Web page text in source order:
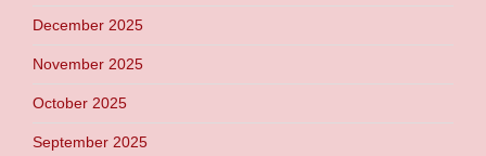
December 2025
November 2025
October 2025
September 2025